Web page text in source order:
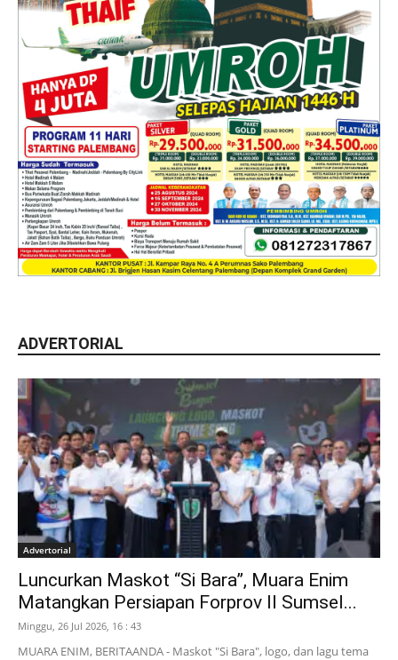
ADVERTORIAL
Advertorial
Luncurkan Maskot “Si Bara”, Muara Enim
Matangkan Persiapan Forprov II Sumsel...
Minggu, 26 Jul 2026, 16 : 43
MUARA ENIM, BERITAANDA - Maskot "Si Bara", logo, dan lagu tema